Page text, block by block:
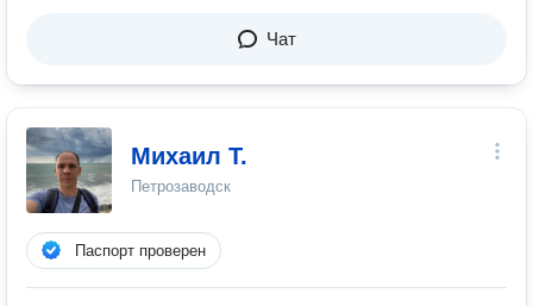
Чат
Михаил Т.
Петрозаводск
Паспорт проверен